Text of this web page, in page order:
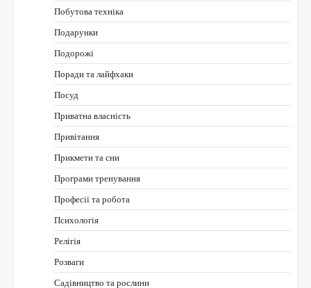
Побутова техніка
Подарунки
Подорожі
Поради та лайфхаки
Посуд
Приватна власність
Привітання
Прикмети та сни
Програми тренування
Професії та робота
Психологія
Релігія
Розваги
Садівництво та рослини